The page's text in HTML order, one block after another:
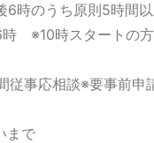
バル開催のお知らせ
時のうち原則5時間
※10時スタートの
事応相談※要事前申
まで